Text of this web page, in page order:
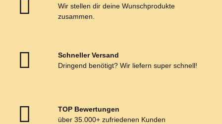
Wir stellen dir deine Wunschprodukte
zusammen.
Schneller Versand
Dringend benötigt? Wir liefern super schnell!
TOP Bewertungen
über 35.000+ zufriedenen Kunden